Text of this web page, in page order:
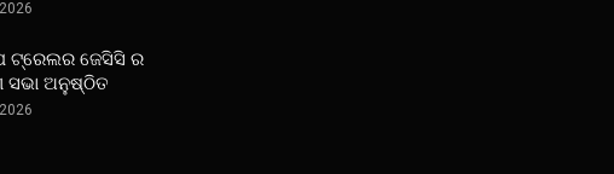
ଟ୍ରେଲର ଜେସିସି ର
ସଭା ଅନୁଷ୍ଠିତ